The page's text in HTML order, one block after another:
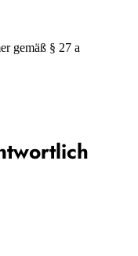
gemäß § 27 a